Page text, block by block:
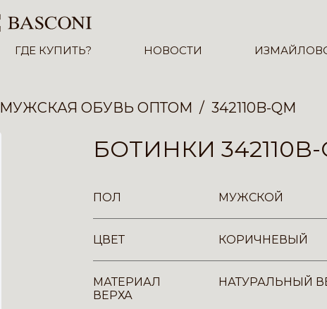
ГДЕ КУПИТЬ? НОВОСТИ
МУЖСКАЯ ОБУВЬ ОПТОМ 342110B-QM
БОТИНКИ 342110B-
ПОЛ МУЖСКОЙ
ЦВЕТ КОРИЧНЕВЫЙ
МАТЕРИАЛ
ВЕРХА
НАТУРАЛЬНЫЙ